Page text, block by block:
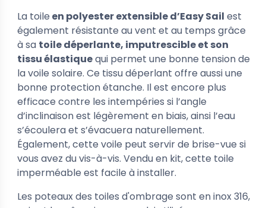
La toile en polyester extensible d’Easy Sail est
également résistante au vent et au temps grâce
à sa toile déperlante, imputrescible et son
tissu élastiquequi permet une bonne tension de
la voile solaire. Ce tissu déperlant offre aussi une
bonne protection étanche. Il est encore plus
efficace contre les intempéries si l’angle
d’inclinaison est légèrement en biais, ainsi l’eau
s’écoulera et s’évacuera naturellement.
Également, cette voile peut servir de brise-vue si
vous avez du vis-à-vis. Vendu en kit, cette toile
imperméable est facile à installer.
Les poteaux des toiles d'ombrage sont en inox 316,